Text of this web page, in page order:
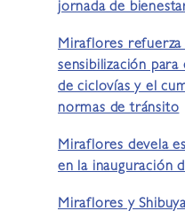
jornada de
Miraflores refuerza
sensibilización
de ciclovías y el
normas de tránsito
Miraflores devela
en la inauguración
Miraflores y